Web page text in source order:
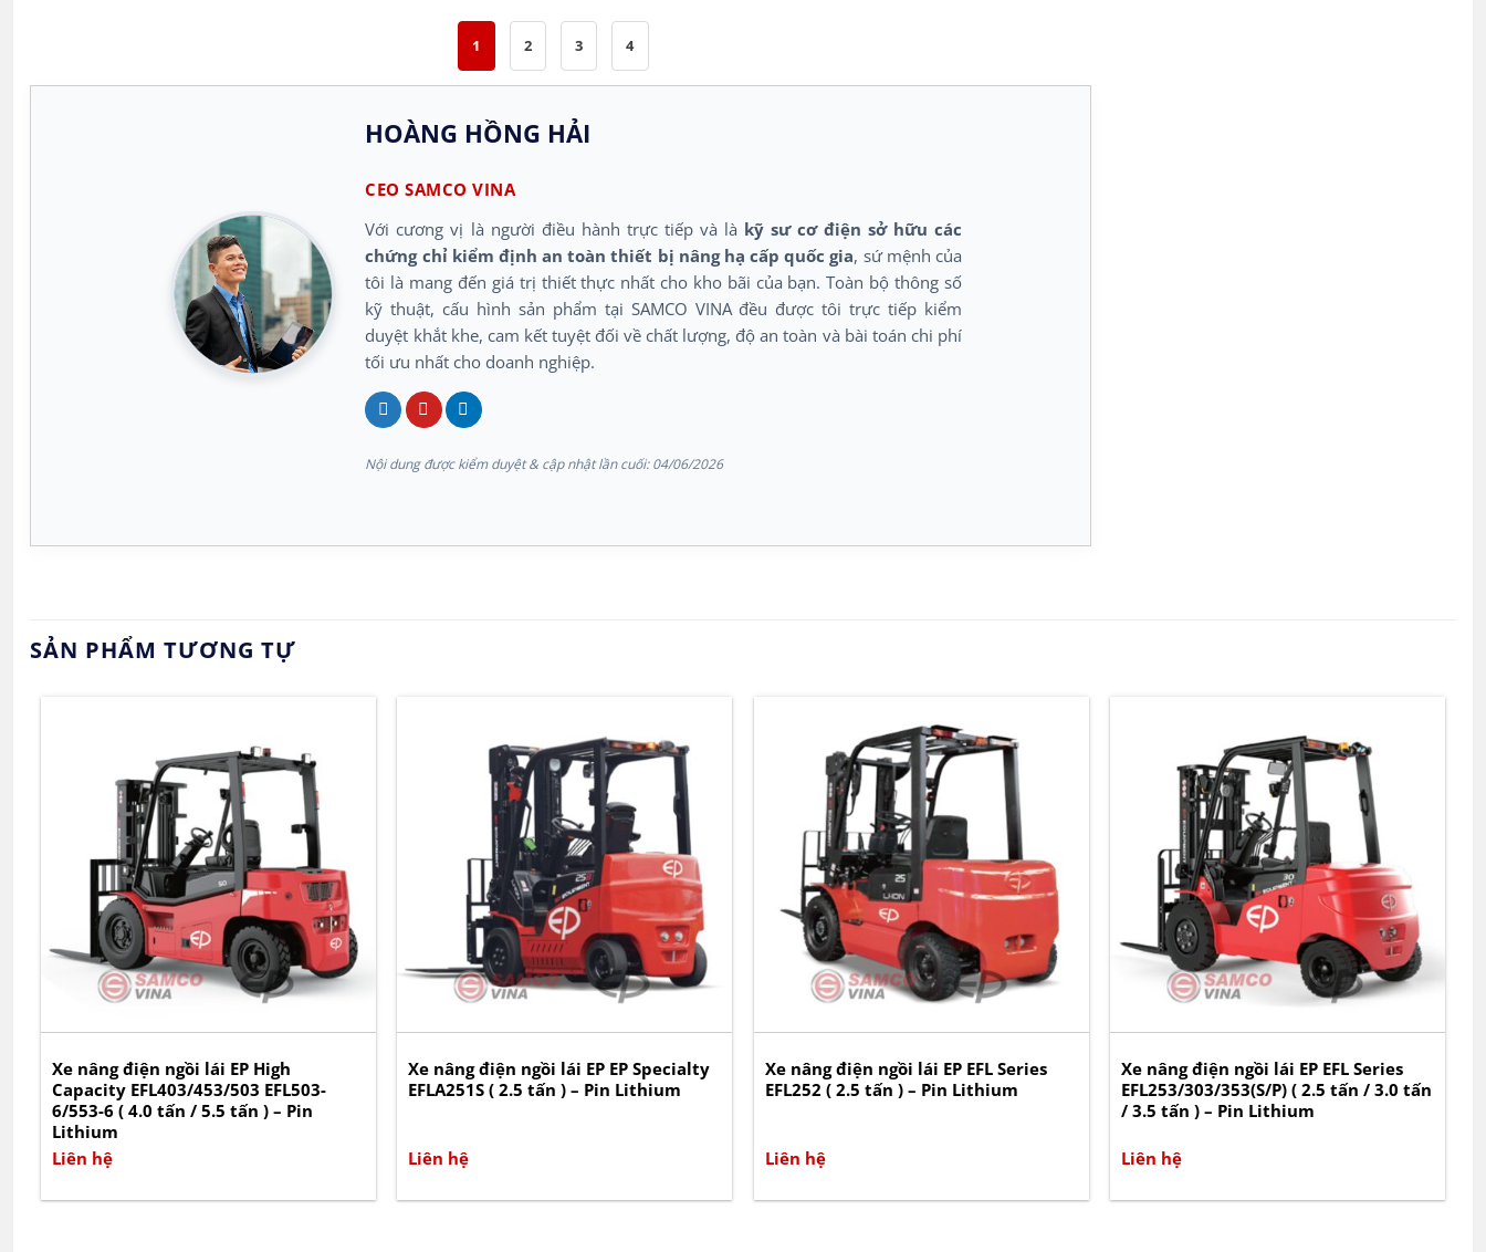
1 2 3 4
HOÀNG HỒNG HẢI
CEO SAMCO VINA
Với cương vị là người điều hành trực tiếp và là kỹ sư cơ điện sở hữu các
chứng chỉ kiểm định an toàn thiết bị nâng hạ cấp quốc gia, sứ mệnh của
tôi là mang đến giá trị thiết thực nhất cho kho bãi của bạn. Toàn bộ thông số
kỹ thuật, cấu hình sản phẩm tại SAMCO VINA đều được tôi trực tiếp kiểm
duyệt khắt khe, cam kết tuyệt đối về chất lượng, độ an toàn và bài toán chi phí
tối ưu nhất cho doanh nghiệp.
Nội dung được kiểm duyệt & cập nhật lần cuối:04/06/2026
SẢN PHẨM TƯƠNG TỰ
Xe nâng điện ngồi lái EP High
Capacity EFL403/453/503 EFL503-
6/553-6 ( 4.0 tấn / 5.5 tấn ) – Pin
Lithium
Liên hệ
Xe nâng điện ngồi lái EP EP Specialty
EFLA251S ( 2.5 tấn ) – Pin Lithium
Liên hệ
Xe nâng điện ngồi lái EP EFL Series
EFL252 ( 2.5 tấn ) – Pin Lithium
Liên hệ
Xe nâng điện ngồi lái EP EFL Series
EFL253/303/353(S/P) ( 2.5 tấn / 3.0 tấn
/ 3.5 tấn ) – Pin Lithium
Liên hệ